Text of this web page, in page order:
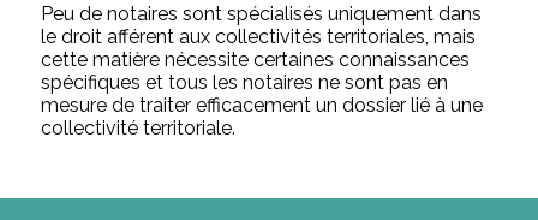
Peu de notaires sont spécialisés uniquement dans
le droit afférent aux collectivités territoriales, mais
cette matière nécessite certaines connaissances
spécifiques et tous les notaires ne sont pas en
mesure de traiter efficacement un dossier lié à une
collectivité territoriale.